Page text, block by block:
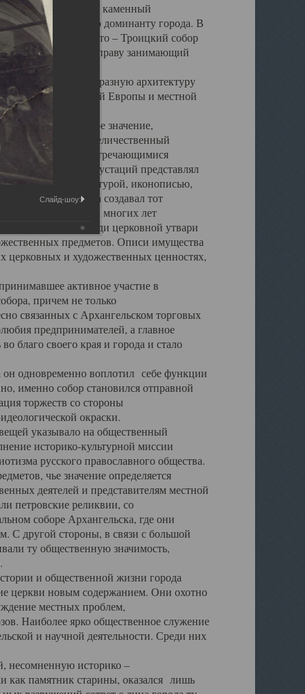
каменный
градостроительную доминанту города. В
до разрушения Свято – Троицкий собор
Архангельска, по праву занимающий
Архангельска.
яркую и своеобразную архитектуру
России, Западной Европы и местной
его кафедральное значение,
Обширный и величественный
нигде не встречающимися
инкрустаций представлял
живописью, скульптурой, иконописью,
Троицкого храма создавал тот
на протяжении многих лет
библиотеке, среди церковной утвари
предметов. Описи имущества
церковных и художественных ценностях,
активное участие в
причем не только
связанных с Архангельском торговых
предпринимателей, а главное
благо своего края и города и стало
воплотил себе функции
именно собор становился отправной
торжеств со стороны
окраски.
указывало на общественный
историко-культурной миссии
русского православного общества.
чье значение определяется
деятелей и представителям местной
петровские реликвии, со
соборе Архангельска, где они
С другой стороны, в связи с большой
ту общественную значимость,
и общественной жизни города
церкви новым содержанием. Они охотно
местных проблем,
Наиболее ярко общественное служение
и научной деятельности. Среди них
историко –
как памятник старины, оказался лишь
Слайд-шоу: